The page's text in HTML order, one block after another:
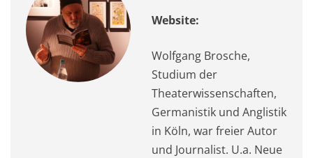
Website:
Wolfgang Brosche,
Studium der
Theaterwissenschaften,
Germanistik und Anglistik
in Köln, war freier Autor
und Journalist. U.a. Neue